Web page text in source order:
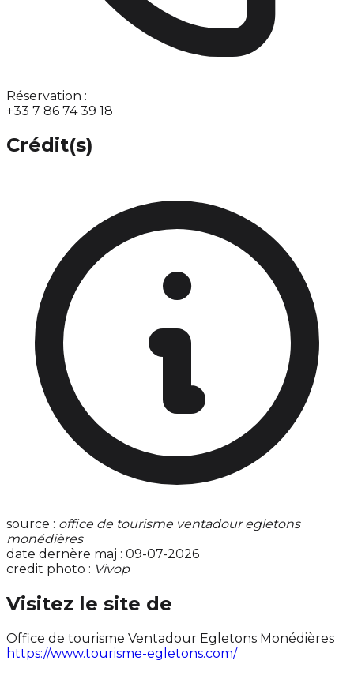
Réservation :
+33 7 86 74 39 18
Crédit(s)
source : office de tourisme ventadour egletons
monédières
date dernère maj : 09-07-2026
credit photo : Vivop
Visitez le site de
Office de tourisme Ventadour Egletons Monédières
https://www.tourisme-egletons.com/